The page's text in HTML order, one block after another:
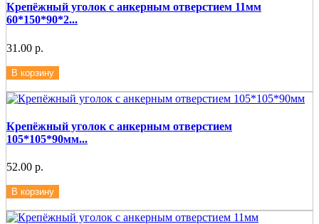
Крепёжный уголок с анкерным отверстием 11мм
60*150*90*2...
31.00 р.
В корзину
Крепёжный уголок с анкерным отверстием
105*105*90мм...
52.00 р.
В корзину